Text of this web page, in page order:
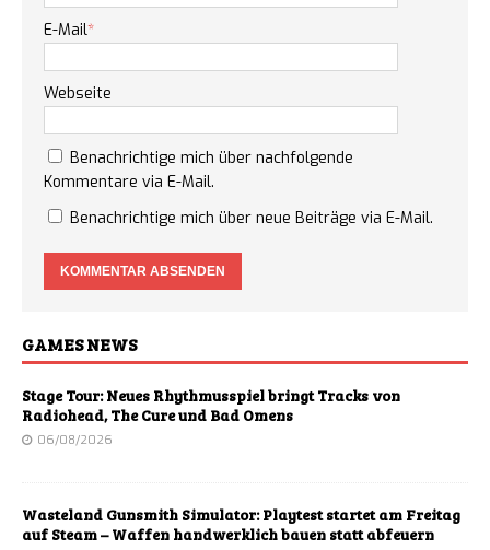
E-Mail*
Webseite
Benachrichtige mich über nachfolgende
Kommentare via E-Mail.
Benachrichtige mich über neue Beiträge via E-Mail.
GAMES NEWS
Stage Tour: Neues Rhythmusspiel bringt Tracks von
Radiohead, The Cure und Bad Omens
06/08/2026
Wasteland Gunsmith Simulator: Playtest startet am Freitag
auf Steam – Waffen handwerklich bauen statt abfeuern